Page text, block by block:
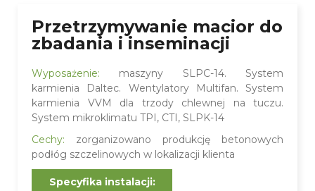
Przetrzymywanie macior do
zbadania i inseminacji
Wyposażenie: maszyny SLPC-14. System
karmienia Daltec. Wentylatory Multifan. System
karmienia VVM dla trzody chlewnej na tuczu.
System mikroklimatu TPI, CTI, SLPK-14
Cechy: zorganizowano produkcję betonowych
podłóg szczelinowych w lokalizacji klienta
Specyfika instalacji: